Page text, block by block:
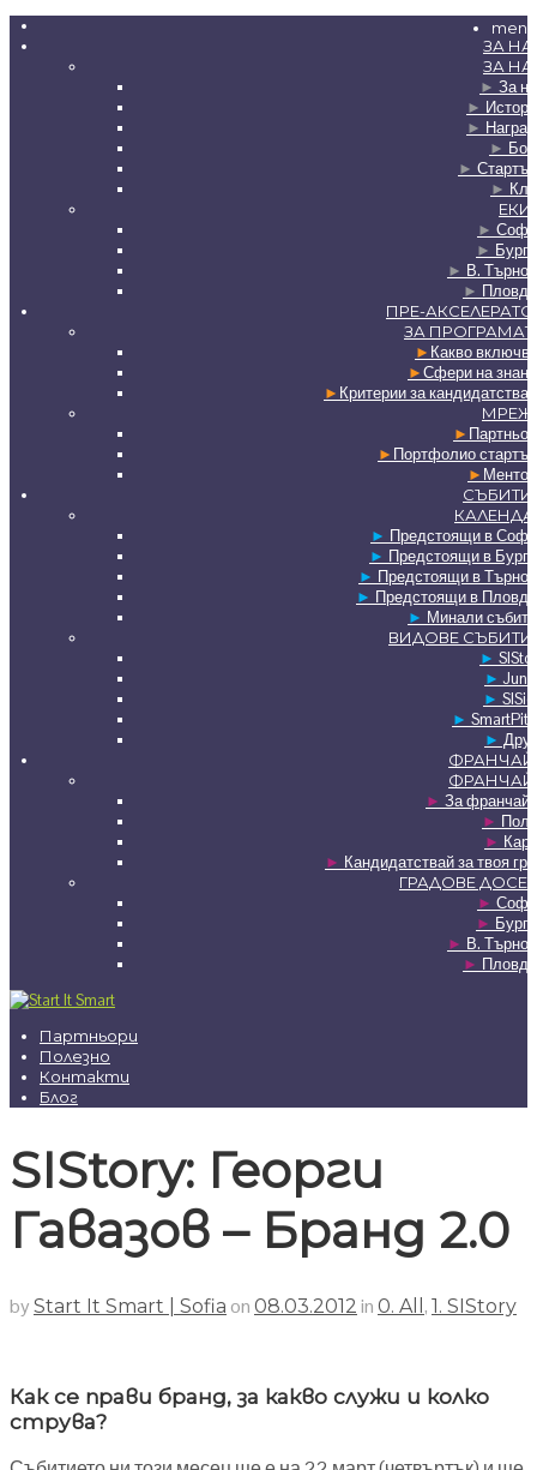
ЗА
ЗА
► За
►
►
►
►
►
►
►
► В.
►
ПРЕ-
ЗА
► Какво
►Сфери на
► Критерии за
►
► Портфолио
►
► Предстоящи в
► Предстоящи в
► Предстоящи в
► Предстоящи в
► Минали
ВИДОВЕ
►
►
►
►
►
► За
►
►
► Кандидатствай за твоя
ГРАДОВЕ
►
►
► В.
►
Партньори
Полезно
Контакти
Блог
menu
SIStory: Георги
Гавазов – Бранд 2.0
by Start It Smart | Sofia on 08.03.2012 in 0. All , 1. SIStory
Как се прави бранд, за какво служи и колко
струва?